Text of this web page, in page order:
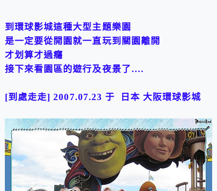
到環球影城這種大型主題樂園
是一定要從開園就一直玩到關園離開
才划算才過癮
接下來看園區的遊行及夜景了….
[到處走走] 2007.07.23 于 日本 大阪環球影城